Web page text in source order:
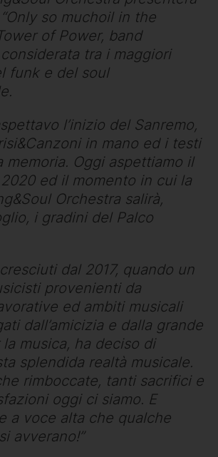
so muchoil in the
of Power, band
tra i maggiori
funk e del soul
l’inizio del Sanremo,
in mano ed i testi
memoria. Oggi aspettiamo il
ed il momento in cui la
Orchestra salirà,
i gradini del Palco
dal 2017, quando un
provenienti da
ed ambiti musicali
dall’amicizia e dalla grande
musica, ha deciso di
splendida realtà musicale.
rimboccate, tanti sacrifici e
oggi ci siamo. E
a voce alta che qualche
avverano!”